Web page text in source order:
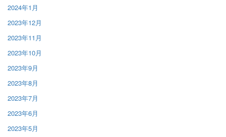
2024年1月
2023年12月
2023年11月
2023年10月
2023年9月
2023年8月
2023年7月
2023年6月
2023年5月